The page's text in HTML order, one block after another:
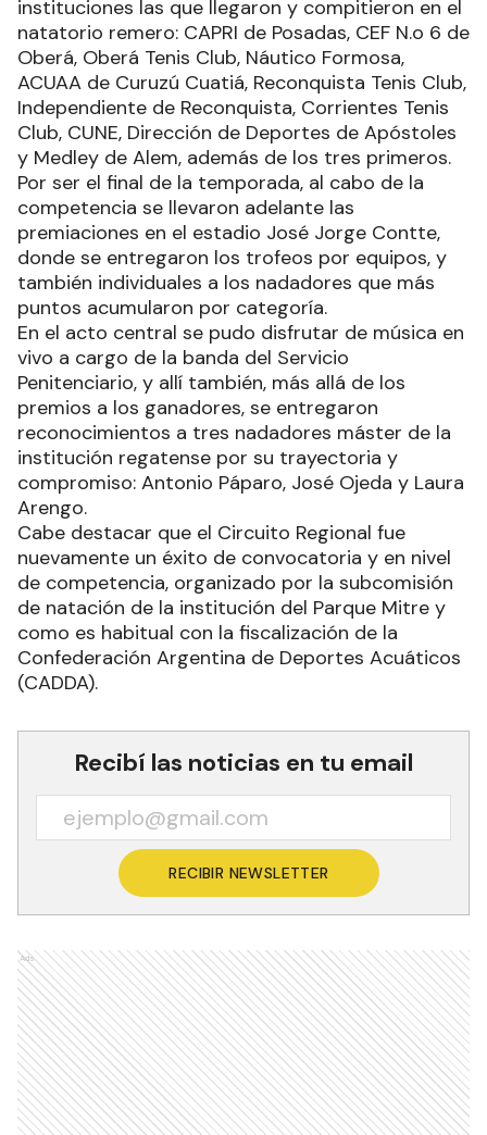
instituciones las que llegaron y compitieron en el
natatorio remero: CAPRI de Posadas, CEF N.o 6 de
Oberá, Oberá Tenis Club, Náutico Formosa,
ACUAA de Curuzú Cuatiá, Reconquista Tenis Club,
Independiente de Reconquista, Corrientes Tenis
Club, CUNE, Dirección de Deportes de Apóstoles
y Medley de Alem, además de los tres primeros.
Por ser el final de la temporada, al cabo de la
competencia se llevaron adelante las
premiaciones en el estadio José Jorge Contte,
donde se entregaron los trofeos por equipos, y
también individuales a los nadadores que más
puntos acumularon por categoría.
En el acto central se pudo disfrutar de música en
vivo a cargo de la banda del Servicio
Penitenciario, y allí también, más allá de los
premios a los ganadores, se entregaron
reconocimientos a tres nadadores máster de la
institución regatense por su trayectoria y
compromiso: Antonio Páparo, José Ojeda y Laura
Arengo.
Cabe destacar que el Circuito Regional fue
nuevamente un éxito de convocatoria y en nivel
de competencia, organizado por la subcomisión
de natación de la institución del Parque Mitre y
como es habitual con la fiscalización de la
Confederación Argentina de Deportes Acuáticos
(CADDA).
Recibí las noticias en tu email
RECIBIR NEWSLETTER
Ads